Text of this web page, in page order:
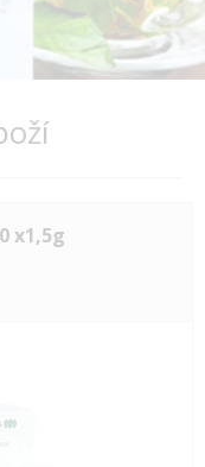
x1,5g